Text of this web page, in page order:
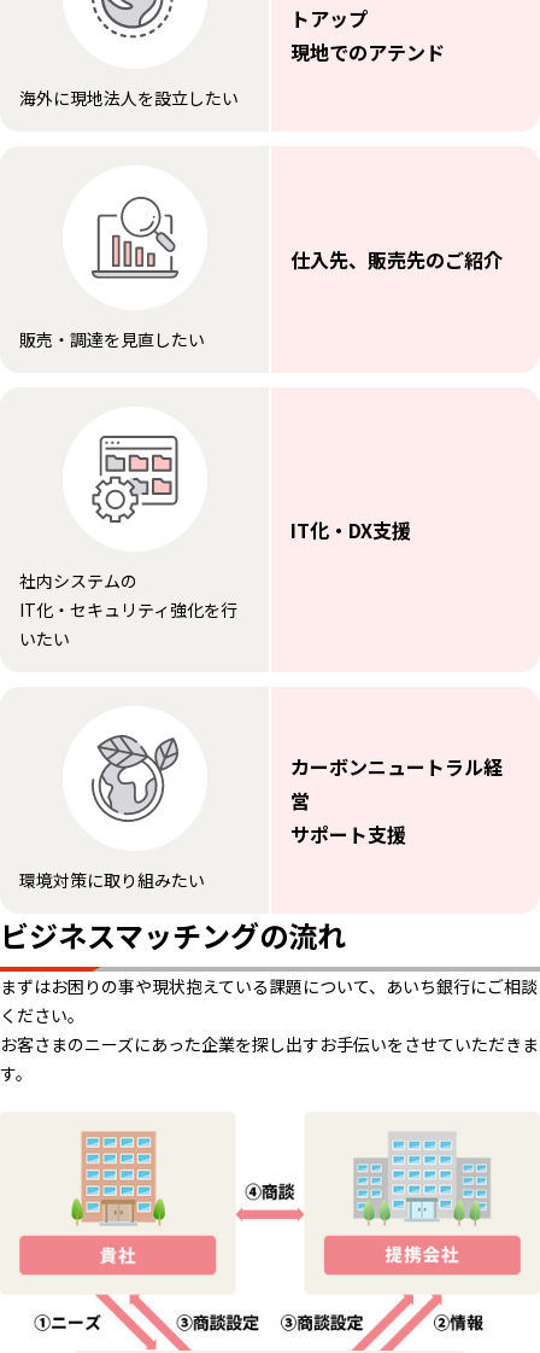
海外に現地法人を設立したい
トアップ
現地でのアテンド
販売・調達を見直したい
仕入先、販売先のご紹介
社内システムの
IT化・セキュリティ強化を行
いたい
IT化・DX支援
環境対策に取り組みたい
カーボンニュートラル経
営
サポート支援
ビジネスマッチングの流れ
まずはお困りの事や現状抱えている課題について、あいち銀行にご相談
ください。
お客さまのニーズにあった企業を探し出すお手伝いをさせていただきま
す。